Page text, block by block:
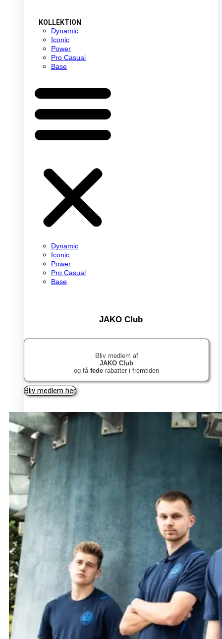
KOLLEKTION
Dynamic
Iconic
Power
Pro Casual
Base
Dynamic
Iconic
Power
Pro Casual
Base
JAKO Club
Bliv medlem af
JAKO Club
og fåfede rabatter i fremtiden
Bliv medlem her